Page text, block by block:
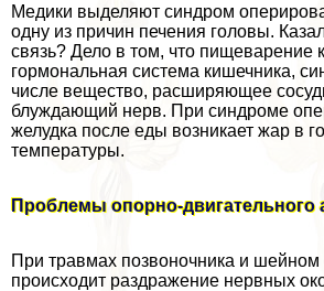
Медики выделяют синдром
одну из причин печения головы.
связь? Дело в том, что пищеварение
гормональная система кишечника,
числе вещество, расширяющее
блуждающий нерв. При синдроме
желудка после еды возникает жар в
температуры.
Проблемы опopно-двигательного
При травмах позвоночника и шейном
происходит раздражение нервных